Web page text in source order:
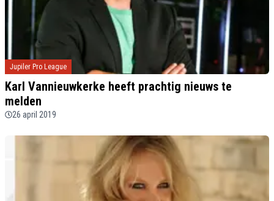
Jupiler Pro League
Karl Vannieuwkerke heeft prachtig nieuws te
melden
26 april 2019